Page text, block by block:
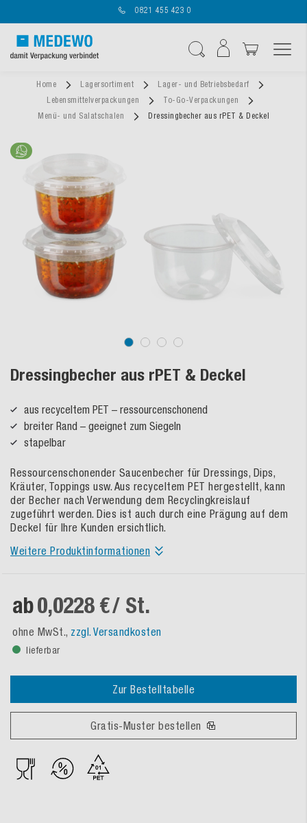
0821 455 423 0
Home Lagersortiment
Lager- und Betriebsbedarf
Lebensmittelverpackungen
To-Go-Verpackungen
Menü- und Salatschalen
Dressingbecher aus rPET & Deckel
Dressingbecher aus rPET & Deckel
aus recyceltem PET – ressourcenschonend
breiter Rand – geeignet zum Siegeln
stapelbar
Ressourcenschonender Saucenbecher für Dressings, Dips,
Kräuter, Toppings usw. Aus recyceltem PET hergestellt, kann
der Becher nach Verwendung dem Recyclingkreislauf
zugeführt werden. Dies ist auch durch eine Prägung auf dem
Deckel für Ihre Kunden ersichtlich.
Weitere Produktinformationen
ab0,0228 €/ St.
ohne MwSt., zzgl. Versandkosten
lieferbar
Zur Bestelltabelle
Gratis-Muster bestellen